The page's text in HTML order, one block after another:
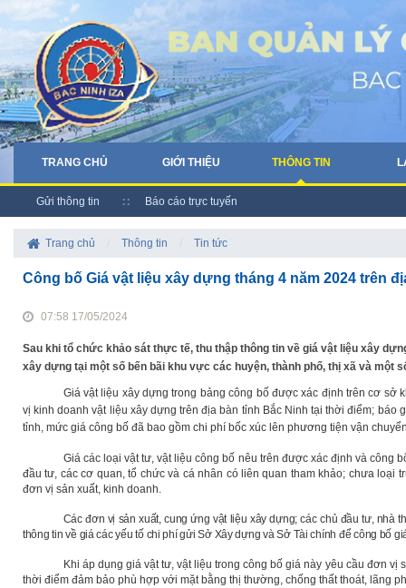
TRANG CHỦ GIỚI THIỆU THÔNG TIN
Gửi thông tin Báo cáo trực tuyến
Trang chủ Thông tin Tin tức
Công bố Giá vật liệu xây dựng tháng 4 năm 2024 trên
07:58 17/05/2024
Sau khi tổ chức khảo sát thực tế, thu thập thông tin về giá vật liệu xây
xây dựng tại một số bến bãi khu vực các huyện, thành phố, thị xã và một
Giá vật liệu xây dựng trong bảng công bố được xác định trên cơ sở
vị kinh doanh vật liệu xây dựng trên địa bàn tỉnh Bắc Ninh tại thời điểm;
tỉnh, mức giá công bố đã bao gồm chi phí bốc xúc lên phương tiện vận
Giá các loại vật tư, vật liệu công bố nêu trên được xác định và công
đầu tư, các cơ quan, tổ chức và cá nhân có liên quan tham khảo; chưa loại
đơn vị sản xuất, kinh doanh.
Các đơn vị sản xuất, cung ứng vật liệu xây dựng; các chủ đầu tư, nhà
thông tin về giá các yếu tố chi phí gửi Sở Xây dựng và Sở Tài chính để công bố
Khi áp dụng giá vật tư, vật liệu trong công bố giá này yêu cầu đơn
thời điểm đảm bảo phù hợp với mặt bằng thị thường, chống thất thoát, lãng